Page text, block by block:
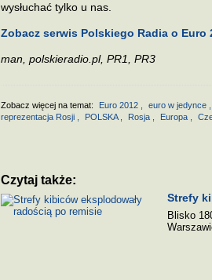
wysłuchać tylko u nas.
Zobacz serwis Polskiego Radia o Euro
man, polskieradio.pl, PR1, PR3
Zobacz więcej na temat: Euro 2012 euro w jedynce
reprezentacja Rosji
POLSKA Rosja Europa
Czytaj także:
Strefy
Blisko